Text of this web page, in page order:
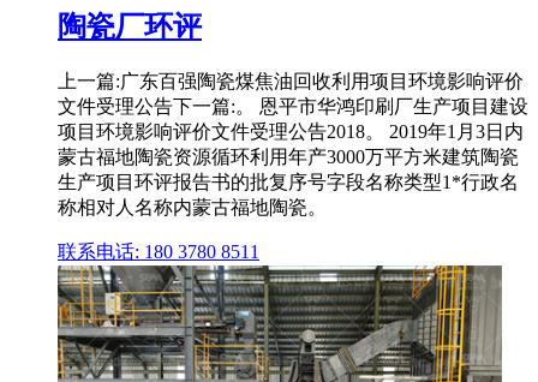
陶瓷厂环评
上一篇:广东百强陶瓷煤焦油回收利用项目环境影响评价
文件受理公告下一篇:。 恩平市华鸿印刷厂生产项目建设
项目环境影响评价文件受理公告2018。 2019年1月3日内
蒙古福地陶瓷资源循环利用年产3000万平方米建筑陶瓷
生产项目环评报告书的批复序号字段名称类型1*行政名
称相对人名称内蒙古福地陶瓷。
联系电话: 180 3780 8511